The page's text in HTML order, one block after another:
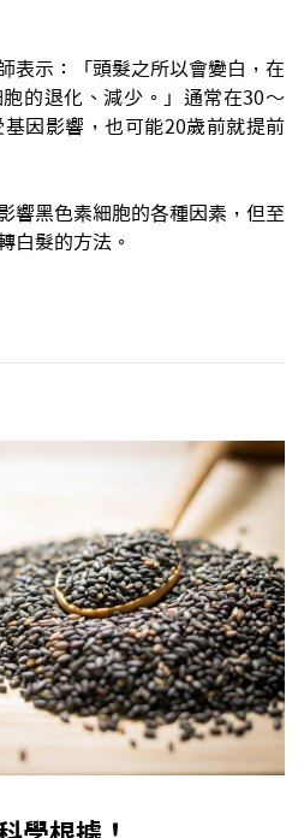
表示：「頭髮之所以會變白，在
的退化、減少。」通常在30～
因影響，也可能20歲前就提前
響黑色素細胞的各種因素，但至
白髮的方法。